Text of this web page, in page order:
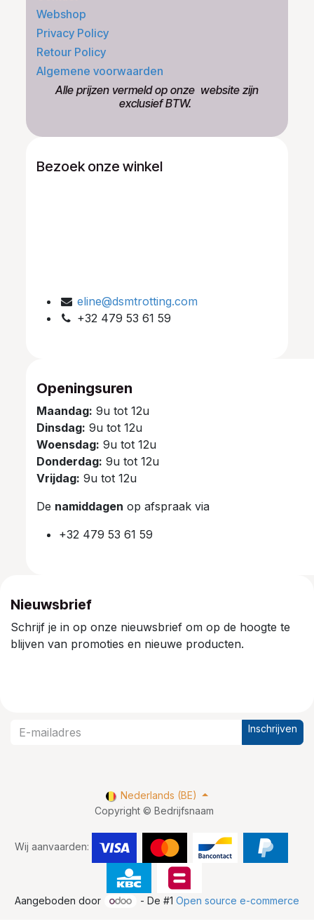
Webshop
Privacy Policy
Retour Policy
Algemene voorwaarden
​Alle prijzen vermeld op onze ​website zijn
exclusief BTW.
Bezoek onze winkel
eline@dsmtrotting.com
+32 479 53 61 59
Openingsuren
Maandag: 9u tot 12u
Dinsdag: 9u tot 12u
Woensdag: 9u tot 12u
Donderdag: 9u tot 12u
Vrijdag: 9u tot 12u
De namiddagen op afspraak via
+32 479 53 61 59
Nieuwsbrief
Schrijf je in op onze nieuwsbrief om op de hoogte te
blijven van promoties en nieuwe producten.
Inschrijven
Copyright © Bedrijfsnaam
Wij aanvaarden:
Nederlands (BE)
Aangeboden door - De #1Open source e-commerce